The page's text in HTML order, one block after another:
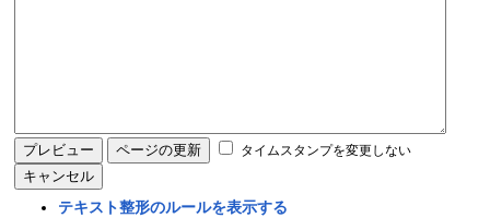
タイムスタンプを変更しない
テキスト整形のルールを表示する